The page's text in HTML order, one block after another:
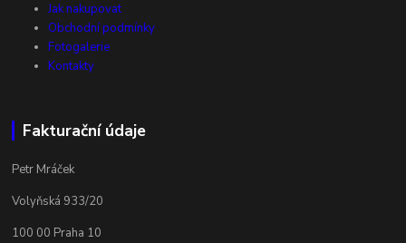
Jak nakupovat
Obchodní podmínky
Fotogalerie
Kontakty
Fakturační údaje
Petr Mráček
Volyňská 933/20
100 00 Praha 10